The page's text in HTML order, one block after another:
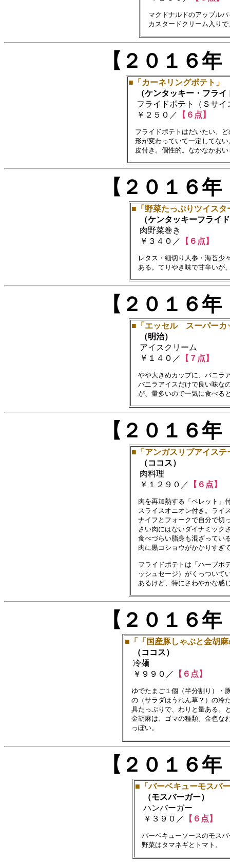
マクドナルドのアップル
【２０１６
■「カーネリングポテト」
（ケンタッキー・フライ
フライドポテト（Ｓサイ
￥２５０／ 【６点】
フライドポテトはだいたい、
形が変わっていて一定してない
【２０１６
■「野菜たっぷりツイスタ
（ケンタッキーフライ
肉野菜巻き
￥３４０／
【６点】
レタス・細切り人参・海苔少
【２０１６
■「エッセル スーパー
（明治）
アイスクリーム
￥１４０／
【７点】
やや大きめカップに、バニラ
バニラアイスだけで良い味な
【２０１６
■「アンガスリブアイステ
（ココス）
肉料理
￥１２９０／
【６点】
肉を再加熱する「ペレット」
スライスオニオン付き。ライ
ナイフとフォークで自分で切
さい肉にはないダイナミック
食べづらい脂身も混ざってい
肉に黒コショウがかかりすぎ
フライドポテトは「ハーブポ
ッシュセージ）がくっついて
【２０１６
■「「国産豚しゃぶと金胡
（ココス）
冷麺
￥９９０／
【６点】
ゆでたまご１個（半分割り）・
の（サラダほうれん草？）の冷
具たっぷりで、わりと量ある。
金胡麻は、ゴマの種類。金色な
【２０１６
■「バーベキューモスバ
（モスバーガー）
ハンバーガー
￥３９０／ 【６点】
バーベキューソースのモス